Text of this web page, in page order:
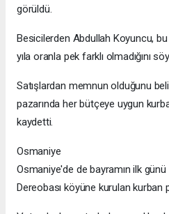
görüldü.
Besicilerden Abdullah Koyuncu, bu
yıla oranla pek farklı olmadığını
Satışlardan memnun olduğunu
pazarında her bütçeye uygun
kaydetti.
Osmaniye
Osmaniye'de de bayramın ilk
Dereobası köyüne kurulan kurban